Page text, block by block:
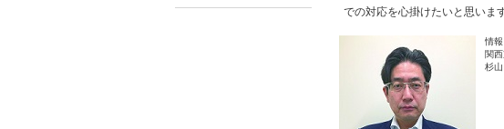
での対応を心掛けたいと思います
情
関
杉山